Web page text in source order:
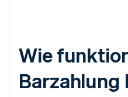
Wie
Barzahlung